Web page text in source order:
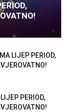
LIJEP PERIOD,
PERIOD,